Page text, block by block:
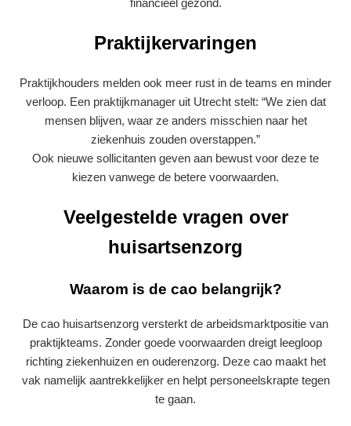
financieel gezond.
Praktijkervaringen
Praktijkhouders melden ook meer rust in de teams en minder
verloop. Een praktijkmanager uit Utrecht stelt: “We zien dat
mensen blijven, waar ze anders misschien naar het
ziekenhuis zouden overstappen.”
Ook nieuwe sollicitanten geven aan bewust voor deze te
kiezen vanwege de betere voorwaarden.
Veelgestelde vragen over
huisartsenzorg
Waarom is de cao belangrijk?
De cao huisartsenzorg versterkt de arbeidsmarktpositie van
praktijkteams. Zonder goede voorwaarden dreigt leegloop
richting ziekenhuizen en ouderenzorg. Deze cao maakt het
vak namelijk aantrekkelijker en helpt personeelskrapte tegen
te gaan.